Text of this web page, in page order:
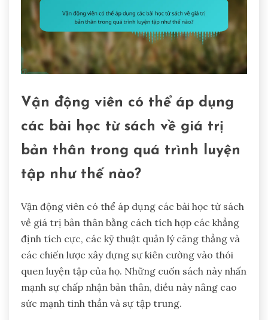
Vận động viên có thể áp dụng
các bài học từ sách về giá trị
bản thân trong quá trình luyện
tập như thế nào?
Vận động viên có thể áp dụng các bài học từ sách
về giá trị bản thân bằng cách tích hợp các khẳng
định tích cực, các kỹ thuật quản lý căng thẳng và
các chiến lược xây dựng sự kiên cường vào thói
quen luyện tập của họ. Những cuốn sách này nhấn
mạnh sự chấp nhận bản thân, điều này nâng cao
sức mạnh tinh thần và sự tập trung.